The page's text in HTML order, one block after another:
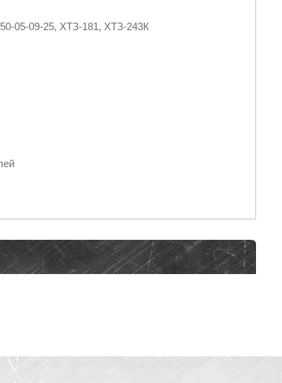
05-09-25, ХТЗ-181, ХТЗ-243К